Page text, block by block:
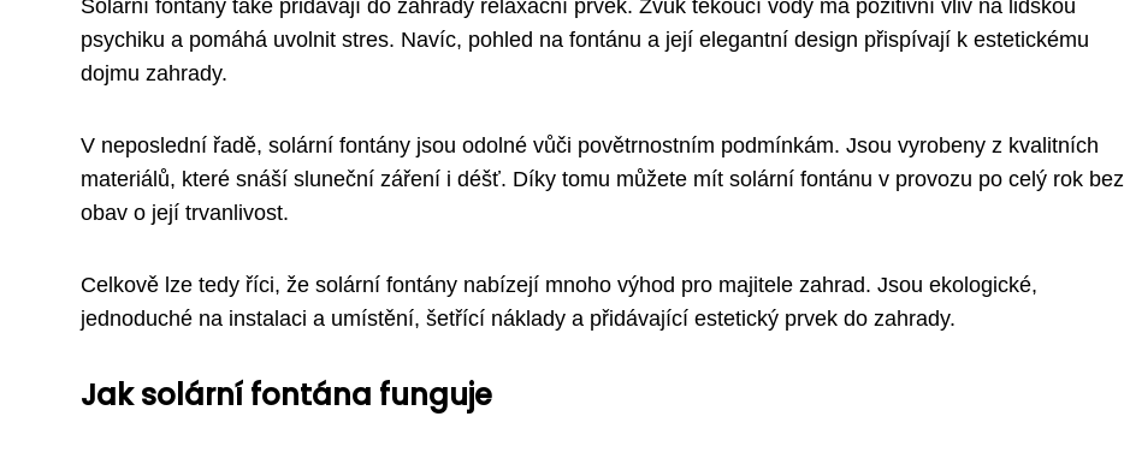
Solární fontány také přidávají do zahrady relaxační prvek. Zvuk tekoucí vody má pozitivní vliv na lidskou
psychiku a pomáhá uvolnit stres. Navíc, pohled na fontánu a její elegantní design přispívají k estetickému
dojmu zahrady.
V neposlední řadě, solární fontány jsou odolné vůči povětrnostním podmínkám. Jsou vyrobeny z kvalitních
materiálů, které snáší sluneční záření i déšť. Díky tomu můžete mít solární fontánu v provozu po celý rok bez
obav o její trvanlivost.
Celkově lze tedy říci, že solární fontány nabízejí mnoho výhod pro majitele zahrad. Jsou ekologické,
jednoduché na instalaci a umístění, šetřící náklady a přidávající estetický prvek do zahrady.
Jak solární fontána funguje